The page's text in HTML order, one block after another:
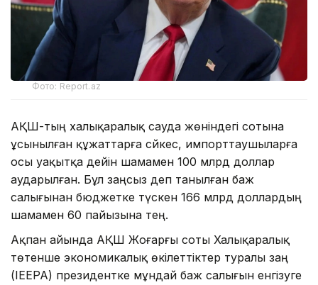
Фото: Report.az
АҚШ-тың халықаралық сауда жөніндегі сотына
ұсынылған құжаттарға сәйкес, импорттаушыларға
осы уақытқа дейін шамамен 100 млрд доллар
аударылған. Бұл заңсыз деп танылған баж
салығынан бюджетке түскен 166 млрд доллардың
шамамен 60 пайызына тең.
Ақпан айында АҚШ Жоғарғы соты Халықаралық
төтенше экономикалық өкілеттіктер туралы заң
(IEEPA) президентке мұндай баж салығын енгізуге